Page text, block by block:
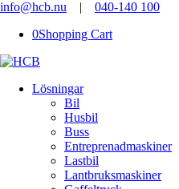
info@hcb.nu | 040-140 100
0Shopping Cart
Lösningar
Bil
Husbil
Buss
Entreprenadmaskiner
Lastbil
Lantbruksmaskiner